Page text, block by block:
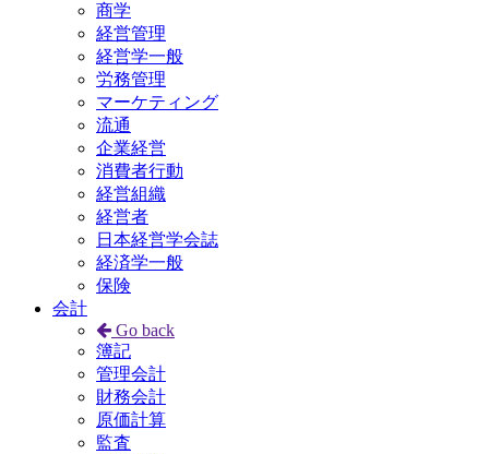
商学
経営管理
経営学一般
労務管理
マーケティング
流通
企業経営
消費者行動
経営組織
経営者
日本経営学会誌
経済学一般
保険
会計
Go back
簿記
管理会計
財務会計
原価計算
監査